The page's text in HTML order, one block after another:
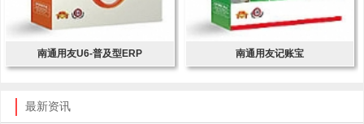
南通用友U6-普及型ERP 南通用友记账宝
最新资讯